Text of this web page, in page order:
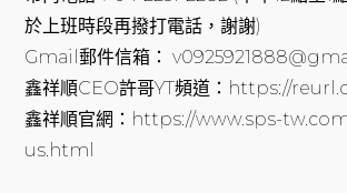
於上班時段再撥打電話，謝謝)
Gmail郵件信箱：
鑫祥順CEO許哥YT頻道：https://
鑫祥順官網：https://www.sps-
us.html